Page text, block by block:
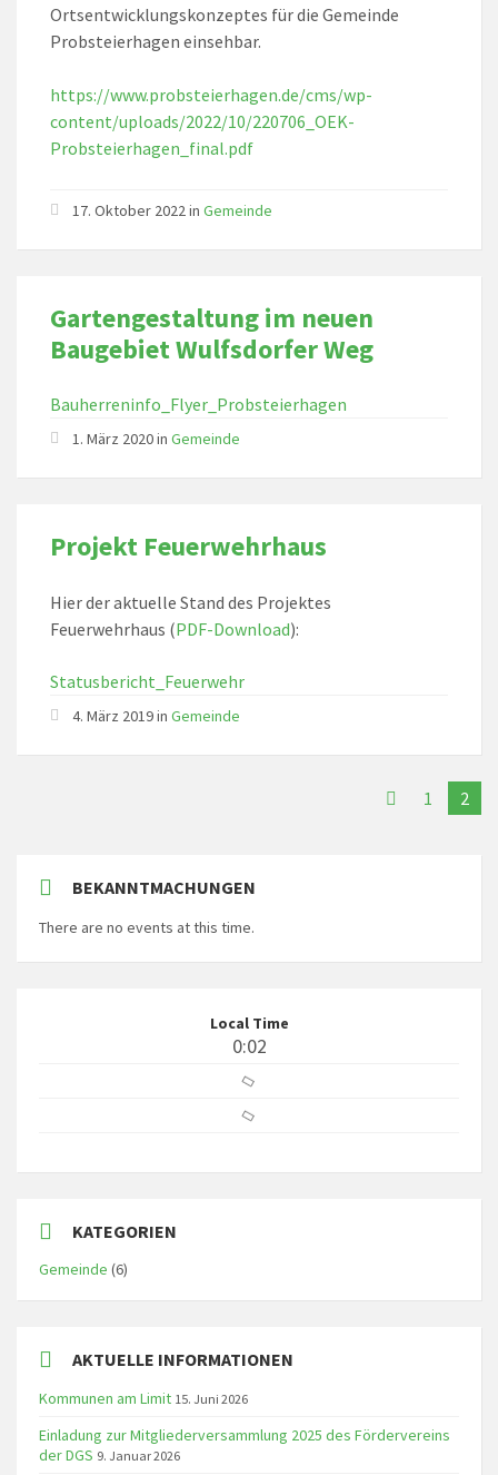
Ortsentwicklungskonzeptes für die Gemeinde
Probsteierhagen einsehbar.
https://www.probsteierhagen.de/cms/wp-
content/uploads/2022/10/220706_OEK-
Probsteierhagen_final.pdf
17. Oktober 2022 in Gemeinde
Gartengestaltung im neuen
Baugebiet Wulfsdorfer Weg
Bauherreninfo_Flyer_Probsteierhagen
1. März 2020 in Gemeinde
Projekt Feuerwehrhaus
Hier der aktuelle Stand des Projektes
Feuerwehrhaus (PDF-Download):
Statusbericht_Feuerwehr
4. März 2019 in Gemeinde
1 2
BEKANNTMACHUNGEN
There are no events at this time.
Local Time
0:02
KATEGORIEN
Gemeinde (6)
AKTUELLE INFORMATIONEN
Kommunen am Limit 15. Juni 2026
Einladung zur Mitgliederversammlung 2025 des Fördervereins
der DGS 9. Januar 2026